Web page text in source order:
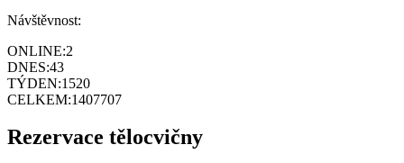
Návštěvnost:
ONLINE:2
DNES:43
TÝDEN:1520
CELKEM:1407707
Rezervace tělocvičny